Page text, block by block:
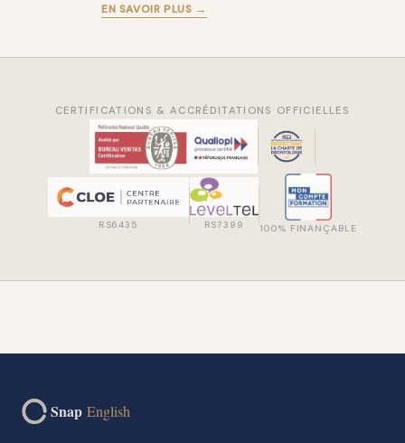
EN SAVOIR PLUS →
CERTIFICATIONS & ACCRÉDITATIONS OFFICIELLES
RS6435 RS7399 100% FINANÇABLE
Snap English